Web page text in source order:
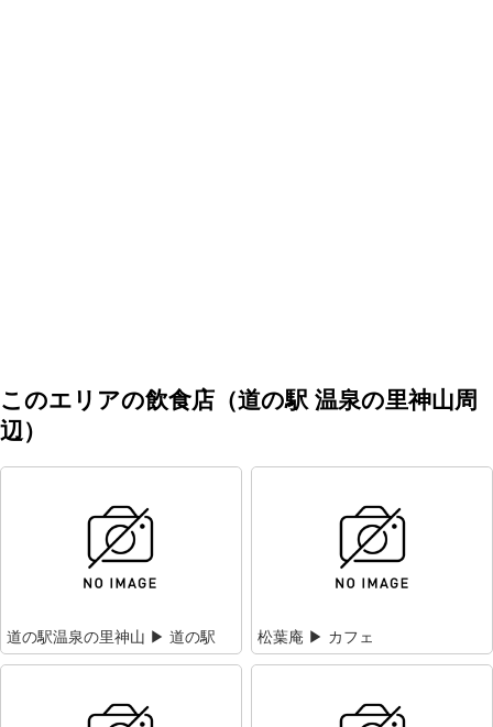
このエリアの飲食店（道の駅 温泉の里神山周
辺）
道の駅温泉の里神山 ▶ 道の駅 松葉庵 ▶ カフェ